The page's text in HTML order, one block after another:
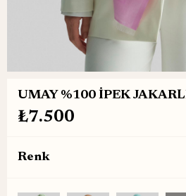
UMAY %100 İPEK
₺7.500
Renk